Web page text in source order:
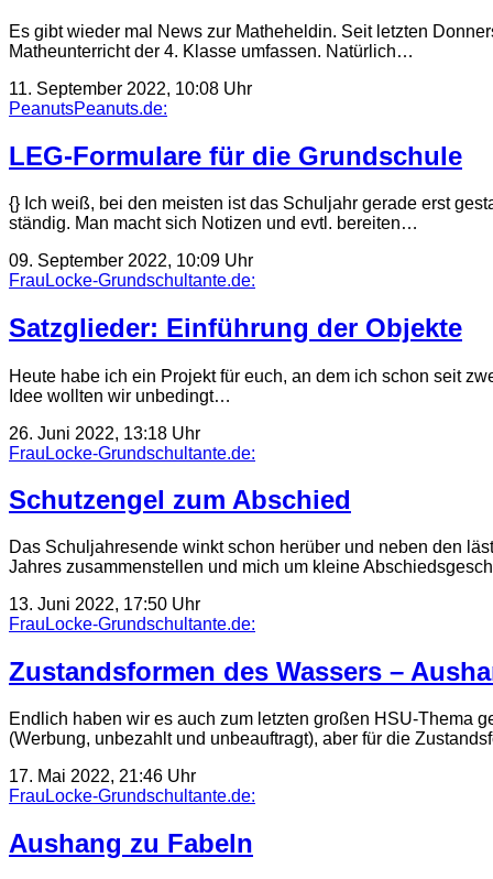
Es gibt wieder mal News zur Matheheldin. Seit letzten
Matheunterricht der 4. Klasse umfassen. Natürlich…
11. September 2022, 10:08 Uhr
PeanutsPeanuts.de:
LEG-Formulare für die Grundschule
{} Ich weiß, bei den meisten ist das Schuljahr gerade erst
ständig. Man macht sich Notizen und evtl. bereiten…
09. September 2022, 10:09 Uhr
FrauLocke-Grundschultante.de:
Satzglieder: Einführung der Objekte
Heute habe ich ein Projekt für euch, an dem ich schon seit
Idee wollten wir unbedingt…
26. Juni 2022, 13:18 Uhr
FrauLocke-Grundschultante.de:
Schutzengel zum Abschied
Das Schuljahresende winkt schon herüber und neben den
Jahres zusammenstellen und mich um kleine
13. Juni 2022, 17:50 Uhr
FrauLocke-Grundschultante.de:
Zustandsformen des Wassers –
Endlich haben wir es auch zum letzten großen HSU-Thema
(Werbung, unbezahlt und unbeauftragt), aber für die
17. Mai 2022, 21:46 Uhr
FrauLocke-Grundschultante.de:
Aushang zu Fabeln